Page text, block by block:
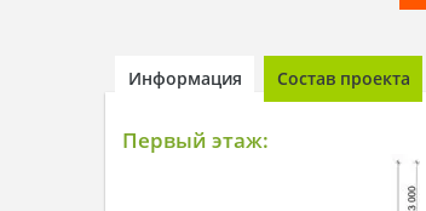
Информация Состав проекта
Первый этаж: